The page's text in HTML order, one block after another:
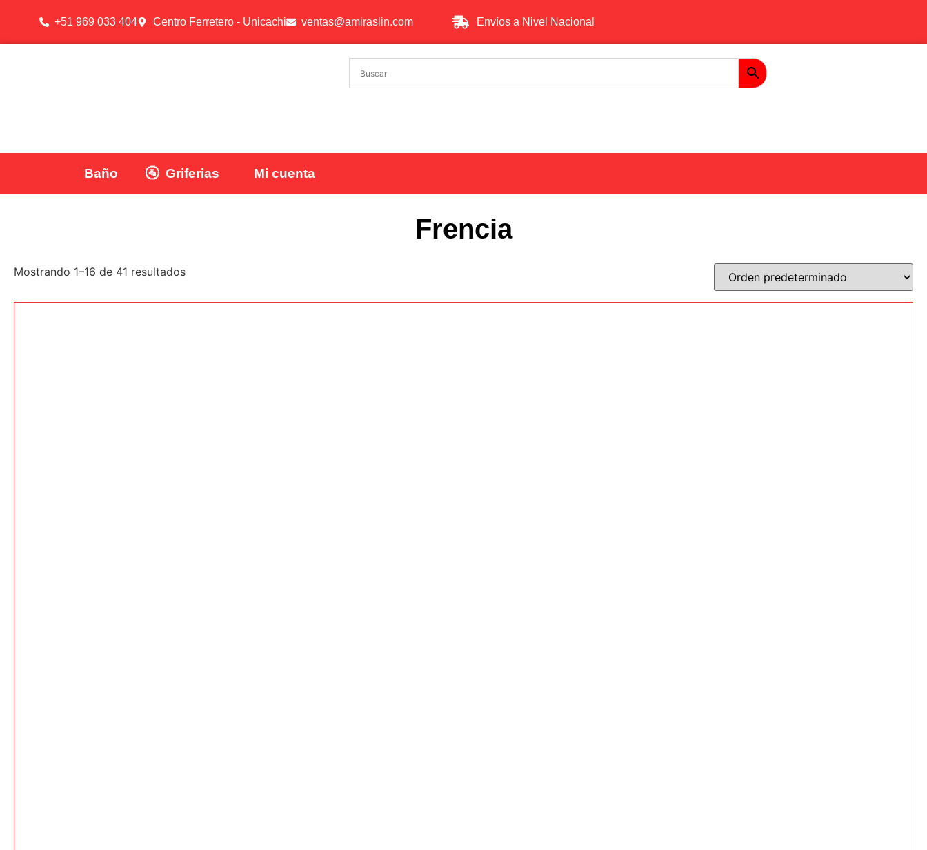
Envíos a Nivel Nacional
+51 969 033 404 Centro Ferretero - Unicachi ventas@amiraslin.com
Baño 🚰Griferias Mi cuenta
Frencia
Mostrando 1–16 de 41 resultados